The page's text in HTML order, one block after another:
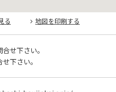
る 地図を印刷する
合せ下さい。
下さい。